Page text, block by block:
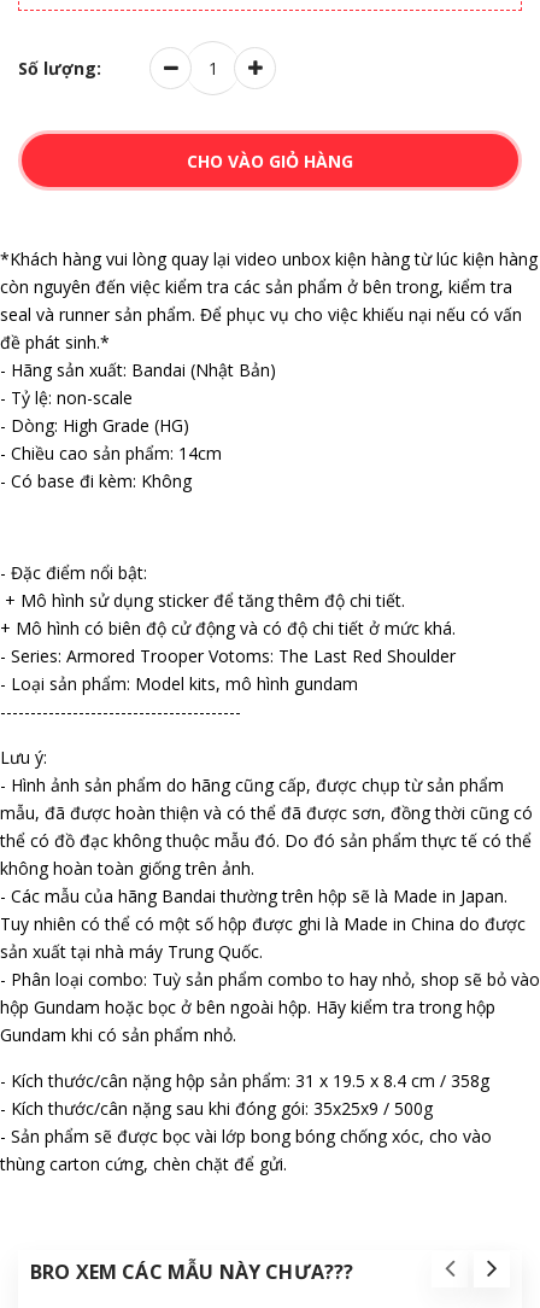
Số lượng:
CHO VÀO GIỎ HÀNG
*Khách hàng vui lòng quay lại video unbox kiện hàng từ lúc kiện hàng
còn nguyên đến việc kiểm tra các sản phẩm ở bên trong, kiểm tra
seal và runner sản phẩm. Để phục vụ cho việc khiếu nại nếu có vấn
đề phát sinh.*
- Hãng sản xuất: Bandai (Nhật Bản)
- Tỷ lệ: non-scale
- Dòng: High Grade (HG)
- Chiều cao sản phẩm: 14cm
- Có base đi kèm: Không
- Đặc điểm nổi bật:
+ Mô hình sử dụng sticker để tăng thêm độ chi tiết.
+ Mô hình có biên độ cử động và có độ chi tiết ở mức khá.
- Series: Armored Trooper Votoms: The Last Red Shoulder
- Loại sản phẩm: Model kits, mô hình gundam
----------------------------------------
Lưu ý:
- Hình ảnh sản phẩm do hãng cũng cấp, được chụp từ sản phẩm
mẫu, đã được hoàn thiện và có thể đã được sơn, đồng thời cũng có
thể có đồ đạc không thuộc mẫu đó. Do đó sản phẩm thực tế có thể
không hoàn toàn giống trên ảnh.
- Các mẫu của hãng Bandai thường trên hộp sẽ là Made in Japan.
Tuy nhiên có thể có một số hộp được ghi là Made in China do được
sản xuất tại nhà máy Trung Quốc.
- Phân loại combo: Tuỳ sản phẩm combo to hay nhỏ, shop sẽ bỏ vào
hộp Gundam hoặc bọc ở bên ngoài hộp. Hãy kiểm tra trong hộp
Gundam khi có sản phẩm nhỏ.
- Kích thước/cân nặng hộp sản phẩm: 31 x 19.5 x 8.4 cm / 358g
- Kích thước/cân nặng sau khi đóng gói: 35x25x9 / 500g
- Sản phẩm sẽ được bọc vài lớp bong bóng chống xóc, cho vào
thùng carton cứng, chèn chặt để gửi.
BRO XEM CÁC MẪU NÀY CHƯA???